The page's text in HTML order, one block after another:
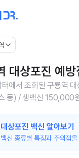
대상포진 예
터에서 조회된 구룡역
등) / 생백신 150,000
대상포진 백신 알아보기
백신 종류별 특징과 주의점을